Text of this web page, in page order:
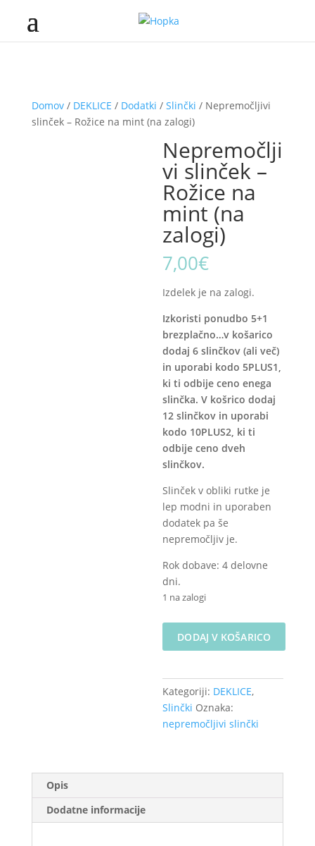
Domov/ DEKLICE / Dodatki / Slinčki / Nepremočljivi
slinček – Rožice na mint (na zalogi)
Nepremočlji
vi slinček –
Rožice na
mint (na
zalogi)
7,00€
Izdelek je na zalogi.
Izkoristi ponudbo 5+1
brezplačno…v košarico
dodaj 6 slinčkov (ali več)
in uporabi kodo 5PLUS1,
ki ti odbije ceno enega
slinčka. V košrico dodaj
12 slinčkov in uporabi
kodo 10PLUS2, ki ti
odbije ceno dveh
slinčkov.
Slinček v obliki rutke je
lep modni in uporaben
dodatek pa še
nepremočljiv je.
Rok dobave: 4 delovne
dni.
1 na zalogi
slinček
Rožice
na
mint
(na
DODAJ V KOŠARICO
Kategoriji: DEKLICE,
Slinčki Oznaka:
nepremočljivi slinčki
Opis
Dodatne informacije